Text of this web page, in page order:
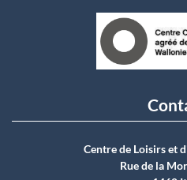
Centre de Loisirs et
Rue de la